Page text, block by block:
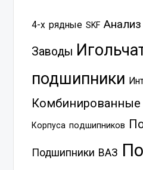
4-х рядные SKF Анализ
Заводы
подшипники
Комбинированные
Корпуса подшипников
Подшипники ВАЗ